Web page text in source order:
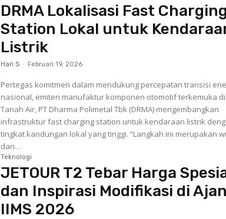
DRMA Lokalisasi Fast Charging
Station Lokal untuk
Listrik
Hari S - Februari 19, 2026
Pertegas komitmen dalam mendukung percepatan transisi
nasional, emiten manufaktur komponen otomotif terkemuka di
Tanah Air, PT Dharma Polimetal Tbk (DRMA) mengembangkan
infrastruktur fast charging station untuk kendaraan listrik
tingkat kandungan lokal yang tinggi. “Langkah ini merupakan wujud
dari...
Teknologi
JETOUR T2 Tebar Harga
dan Inspirasi Modifikasi di
IIMS 2026